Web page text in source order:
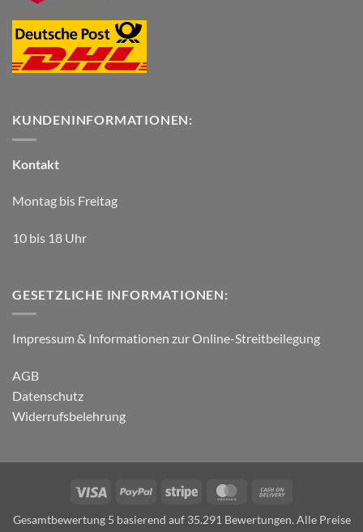
KUNDENINFORMATIONEN:
Kontakt
Montag bis Freitag
10 bis 18 Uhr
GESETZLICHE INFORMATIONEN:
Impressum & Informationen zur Online-Streitbeilegung
AGB
Datenschutz
Widerrufsbelehrung
Visa PayPal Stripe MasterCard
Delivery
Gesamtbewertung 5 basierend auf 35.291 Bewertungen. Alle Preise